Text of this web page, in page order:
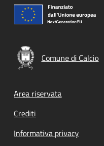
Comune di Calcio
Footer menu
Area riservata
Crediti
Informativa privacy